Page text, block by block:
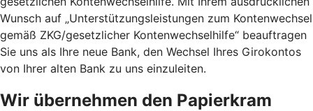
Wunsch auf „Unterstützungsleistungen zum Kontenwechsel
gemäß ZKG/gesetzlicher Kontenwechselhilfe“ beauftragen
Sie uns als Ihre neue Bank, den Wechsel Ihres Girokontos
von Ihrer alten Bank zu uns einzuleiten.
Wir übernehmen den Papierkram